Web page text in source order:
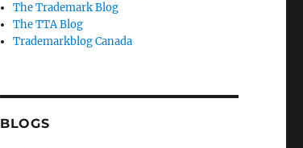
The Trademark Blog
The TTA Blog
Trademarkblog Canada
BLOGS